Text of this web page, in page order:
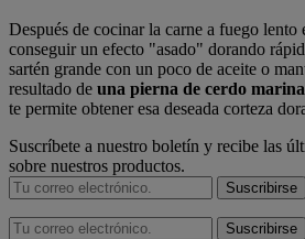
Después de cocinar la carne a fuego lento
conseguir un efecto "asado" dorando
sartén grande con un poco de aceite o
resultado de una pierna de cerdo
te permite obtener esa deseada corteza
Suscríbete a nuestro boletín y recibe las
sobre nuestros productos.
Suscribirse
Suscribirse